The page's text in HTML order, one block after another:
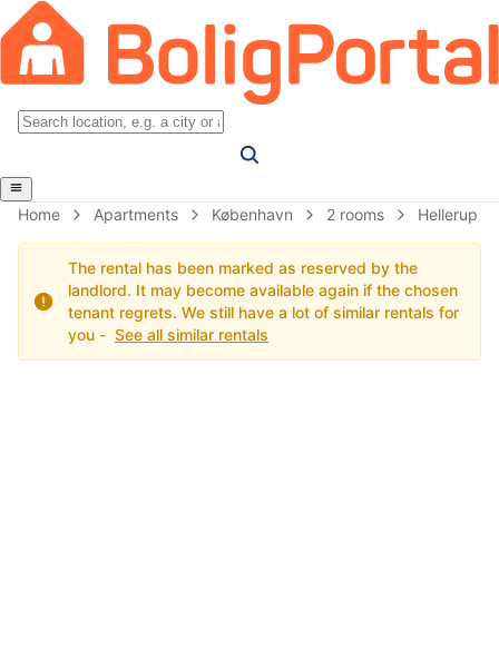
Home Apartments København 2 rooms Hellerup
The rental has been marked as reserved by the
landlord. It may become available again if the chosen
tenant regrets. We still have a lot of similar rentals for
you - See all similar rentals